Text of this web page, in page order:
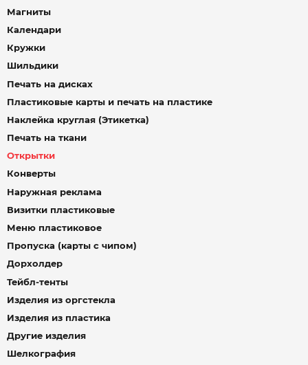
Магниты
Календари
Кружки
Шильдики
Печать на дисках
Пластиковые карты и печать на пластике
Наклейка круглая (Этикетка)
Печать на ткани
Открытки
Конверты
Наружная реклама
Визитки пластиковые
Меню пластиковое
Пропуска (карты с чипом)
Дорхолдер
Тейбл-тенты
Изделия из оргстекла
Изделия из пластика
Другие изделия
Шелкография